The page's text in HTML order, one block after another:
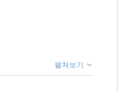
펼쳐보기